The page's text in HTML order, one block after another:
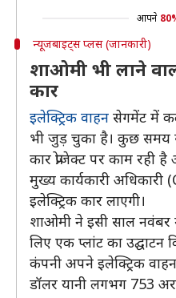
आपने
न्यूजबाइट्स प्लस (जानकारी)
शाओमी भी लाने
कार
इलेक्ट्रिक वाहन सेगमेंट में
भी जुड़ चुका है। कुछ समय
कार प्रोजेक्ट पर काम
मुख्य कार्यकारी अधिकारी
इलेक्ट्रिक कार लाएगी।
शाओमी ने इसी साल नवंबर
लिए एक प्लांट का उद्घाटन
कंपनी अपने इलेक्ट्रिक
डॉलर यानी लगभग 753